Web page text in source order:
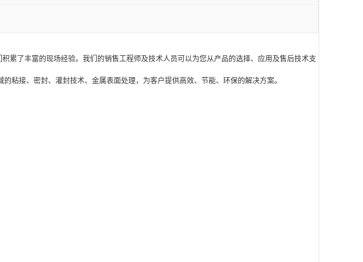
了丰富的现场经验。我们的销售工程师及技术人员可以为您从产品的选择、应用及售后技术支
接、密封、灌封技术、金属表面处理，为客户提供高效、节能、环保的解决方案。